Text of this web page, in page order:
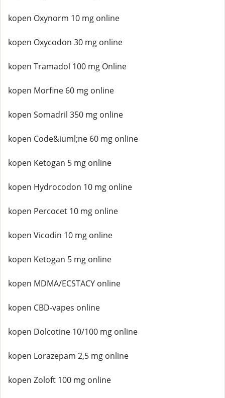
kopen Oxynorm 10 mg online
kopen Oxycodon 30 mg online
kopen Tramadol 100 mg Online
kopen Morfine 60 mg online
kopen Somadril 350 mg online
kopen Code&iuml;ne 60 mg online
kopen Ketogan 5 mg online
kopen Hydrocodon 10 mg online
kopen Percocet 10 mg online
kopen Vicodin 10 mg online
kopen Ketogan 5 mg online
kopen MDMA/ECSTACY online
kopen CBD-vapes online
kopen Dolcotine 10/100 mg online
kopen Lorazepam 2,5 mg online
kopen Zoloft 100 mg online